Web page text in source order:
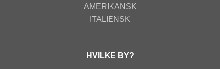
AMERIKANSK
ITALIENSK
HVILKE BY?